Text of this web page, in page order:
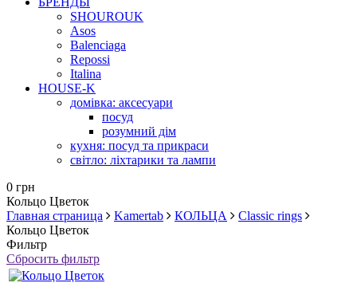
SHOUROUK
Asos
Balenciaga
Repossi
Italina
HOUSE-K
домівка: аксесуари
посуд
розумний дім
кухня: посуд та прикраси
світло: ліхтарики та лампи
0 грн
Кольцо Цветок
Главная страница
Kamertab КОЛЬЦА
Classic rings
Кольцо Цветок
Фильтр
Сбросить фильтр